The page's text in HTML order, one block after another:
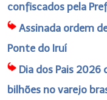
confiscados pela
Assinada ordem
Ponte do Iruí
Dia dos Pais
bilhões no varejo